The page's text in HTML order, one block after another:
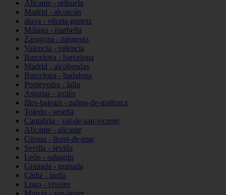
Alicante - orihuela
Madrid - alcorcón
álava - vitoria-gasteiz
Málaga - marbella
Zaragoza - zaragoza
Valencia - valencia
Barcelona - barcelona
Madrid - alcobendas
Barcelona - badalona
Pontevedra - lalín
Asturias - avilés
Illes-balears - palma-de-mallorca
Toledo - seseña
Cantabria - val-de-san-vicente
Alicante - alicante
Girona - lloret-de-mar
Sevilla - sevilla
León - sahagún
Granada - granada
Cádiz - tarifa
Lugo - viveiro
Murcia - san-javier